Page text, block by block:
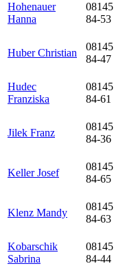
Hohenauer
Hanna
08145
84-53
Huber Christian
08145
84-47
Hudec
Franziska
08145
84-61
Jilek Franz
08145
84-36
Keller Josef
08145
84-65
Klenz Mandy
08145
84-63
Kobarschik
Sabrina
08145
84-44